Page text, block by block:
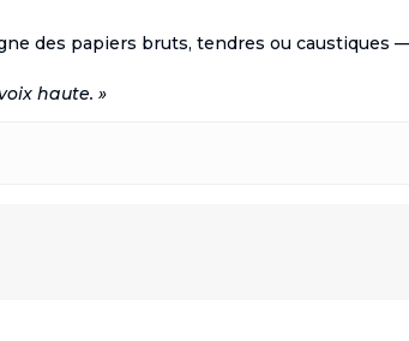
des papiers bruts, tendres ou caustiques
haute. »